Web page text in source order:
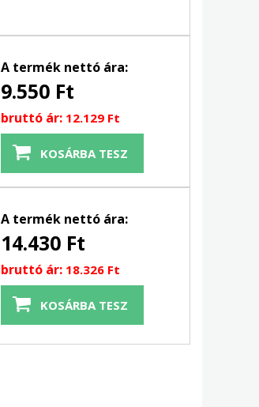
A termék nettó ára:
9.550 Ft
bruttó ár: 12.129 Ft
A termék nettó ára:
14.430 Ft
bruttó ár: 18.326 Ft